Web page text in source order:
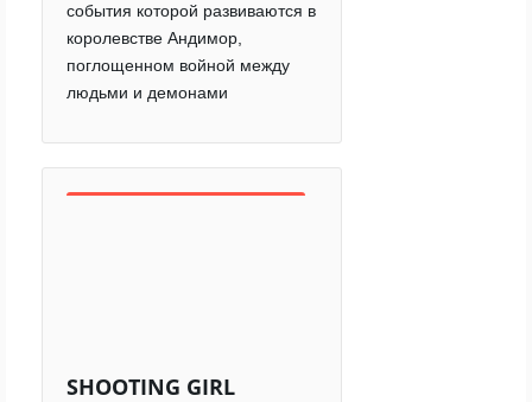
события которой развиваются в
королевстве Андимор,
поглощенном войной между
людьми и демонами
SHOOTING GIRL